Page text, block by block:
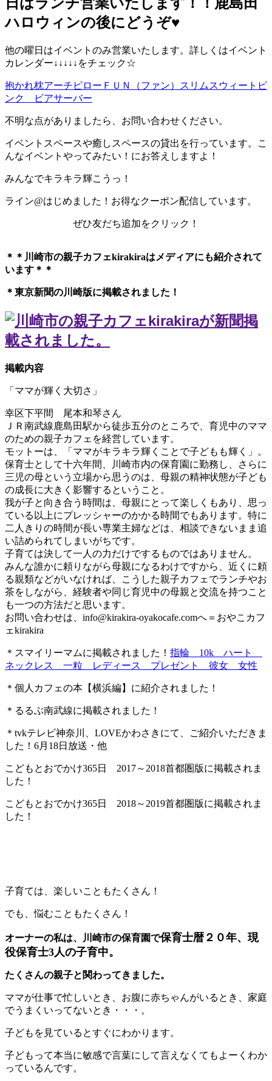
ハロウィンの後にどうぞ♥️
他の曜日はイベントのみ営業いたします。詳しくはイベント
カレンダー↓↓↓↓↓をチェック☆
抱かれ枕アーチピローＦＵＮ（ファン）スリムスウィートピ
ンク ビアサーバー
不明な点がありましたら、お問い合わせください。
イベントスペースや癒しスペースの貸出を行っています。こ
んなイベントやってみたい！にお答えしますよ！
みんなでキラキラ輝こうっ！
ライン@はじめました！お得なクーポン配信しています。
ぜひ友だち追加をクリック！
＊＊川崎市の親子カフェkirakiraは メディアにも紹介されて
います＊＊
＊東京新聞の川崎版に掲載されました！
掲載内容
「ママが輝く大切さ」
幸区下平間 尾本和琴さん
ＪＲ南武線鹿島田駅から徒歩五分のところで、育児中のママ
のための親子カフェを経営しています。
モットーは、「ママがキラキラ輝くことで子どもも輝く」。
保育士として十六年間、川崎市内の保育園に勤務し、さらに
三児の母という立場から思うのは、母親の精神状態が子ども
の成長に大きく影響するということ。
我が子と向き合う時間は、母親にとって楽しくもあり、思っ
ている以上にプレッシャーのかかる時間でもあります。特に
二人きりの時間が長い専業主婦などは、相談できないまま追
い詰められてしまいがちです。
子育ては決して一人の力だけでするものではありません。
みんな誰かに頼りながら母親になるわけですから、近くに頼
る親類などがいなければ、こうした親子カフェでランチやお
茶をしながら、経験者や同じ育児中の母親と交流を持つこと
も一つの方法だと思います。
お問い合わせは、 info@kirakira-oyakocafe.comへ＝おやこカフ
ェkirakira
＊スマイリーマムに掲載されました！ 指輪 10k ハート
ネックレス 一粒 レディース プレゼント 彼女 女性
＊個人カフェの本【横浜編】に紹介されました！
＊るるぶ南武線に掲載されました！
＊tvkテレビ神奈川、LOVEかわさきにて、ご紹介いただきま
した！6月18日放送・他
こどもとおでかけ365日 2017～2018首都圏版に掲載されま
した！
こどもとおでかけ365日 2018～2019首都圏版に掲載されま
した！
子育ては、楽しいこともたくさん！
でも、悩むこともたくさん！
オーナーの私は、川崎市の保育園で保育士暦２０年、現
役保育士3人の子育中。
たくさんの親子と関わってきました。
ママが仕事で忙しいとき、お腹に赤ちゃんがいるとき、家庭
でうまくいってないとき・・・。
子どもを見ているとすぐにわかります。
子どもって本当に敏感で言葉にして言えなくてもよーくわか
っているんです。